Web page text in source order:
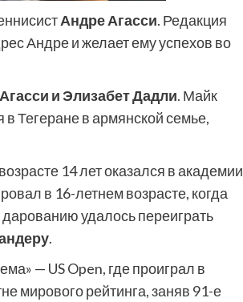
Андре Агасси. Редакция
Андре и желает ему успехов во
и Элизабет Дадли. Майк
Тегеране в армянской семье,
14 лет оказался в академии
в 16-летнем возрасте, когда
удалось переиграть
.
— US Open, где проиграл в
мирового рейтинга, заняв 91-е